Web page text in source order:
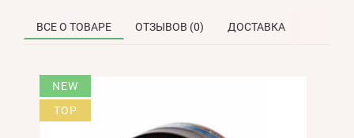
ВСЕ О ТОВАРЕ ОТЗЫВОВ (0) ДОСТАВКА
NEW
TOP